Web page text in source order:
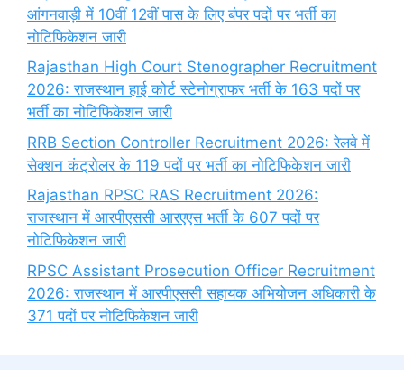
आंगनवाड़ी में 10वीं 12वीं पास के लिए बंपर पदों पर भर्ती का
नोटिफिकेशन जारी
Rajasthan High Court Stenographer Recruitment
2026: राजस्थान हाई कोर्ट स्टेनोग्राफर भर्ती के 163 पदों पर
भर्ती का नोटिफिकेशन जारी
RRB Section Controller Recruitment 2026: रेलवे में
सेक्शन कंट्रोलर के 119 पदों पर भर्ती का नोटिफिकेशन जारी
Rajasthan RPSC RAS Recruitment 2026:
राजस्थान में आरपीएससी आरएएस भर्ती के 607 पदों पर
नोटिफिकेशन जारी
RPSC Assistant Prosecution Officer Recruitment
2026: राजस्थान में आरपीएससी सहायक अभियोजन अधिकारी के
371 पदों पर नोटिफिकेशन जारी